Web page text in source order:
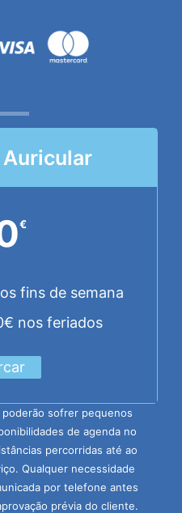
Auricular
€
fins de semana
nos feriados
sofrer pequenos
de agenda no
percorridas até ao
Qualquer necessidade
por telefone antes
prévia do cliente.